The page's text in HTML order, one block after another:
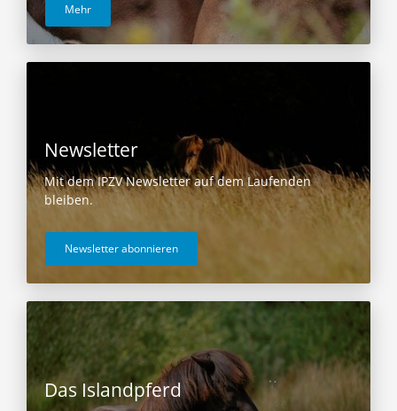
Mehr
Newsletter
Mit dem IPZV Newsletter auf dem Laufenden
bleiben.
Newsletter abonnieren
Das Islandpferd